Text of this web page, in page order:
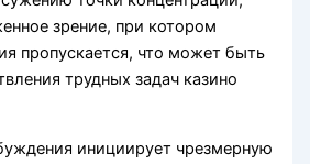
зрение, при котором
пропускается, что может быть
трудных задач казино
инициирует чрезмерную